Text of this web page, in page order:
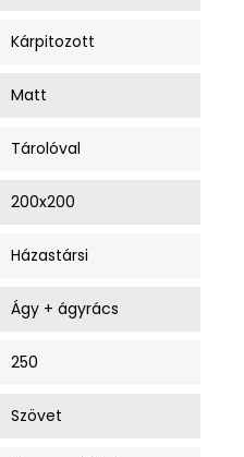
Kárpitozott
Matt
Tárolóval
200x200
Házastársi
Ágy + ágyrács
250
Szövet